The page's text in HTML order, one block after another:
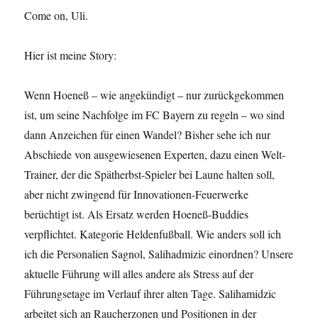
Come on, Uli.
Hier ist meine Story:
Wenn Hoeneß – wie angekündigt – nur zurückgekommen
ist, um seine Nachfolge im FC Bayern zu regeln – wo sind
dann Anzeichen für einen Wandel? Bisher sehe ich nur
Abschiede von ausgewiesenen Experten, dazu einen Welt-
Trainer, der die Spätherbst-Spieler bei Laune halten soll,
aber nicht zwingend für Innovationen-Feuerwerke
berüchtigt ist. Als Ersatz werden Hoeneß-Buddies
verpflichtet. Kategorie Heldenfußball. Wie anders soll ich
ich die Personalien Sagnol, Salihadmizic einordnen? Unsere
aktuelle Führung will alles andere als Stress auf der
Führungsetage im Verlauf ihrer alten Tage. Salihamidzic
arbeitet sich an Raucherzonen und Positionen in der